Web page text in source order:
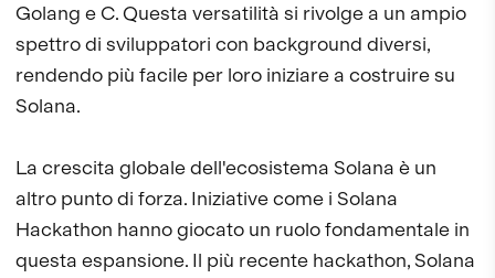
Golang e C. Questa versatilità si rivolge a un ampio
spettro di sviluppatori con background diversi,
rendendo più facile per loro iniziare a costruire su
Solana.
La crescita globale dell'ecosistema Solana è un
altro punto di forza. Iniziative come i Solana
Hackathon hanno giocato un ruolo fondamentale in
questa espansione. Il più recente hackathon, Solana